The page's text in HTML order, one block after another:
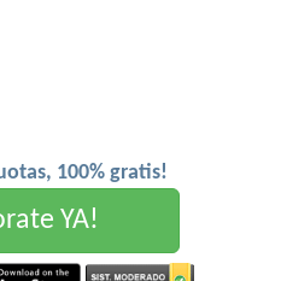
100% gratis!
YA!